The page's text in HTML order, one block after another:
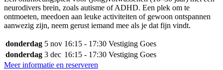
neurodivers brein, zoals autisme of ADHD. Een plek om te
ontmoeten, meedoen aan leuke activiteiten of gewoon ontspannen
aanwezig zijn, neem gerust iemand mee als je dat fijn vindt.
donderdag 5 nov 16:15 - 17:30 Vestiging Goes
donderdag 3 dec 16:15 - 17:30 Vestiging Goes
Meer informatie en reserveren